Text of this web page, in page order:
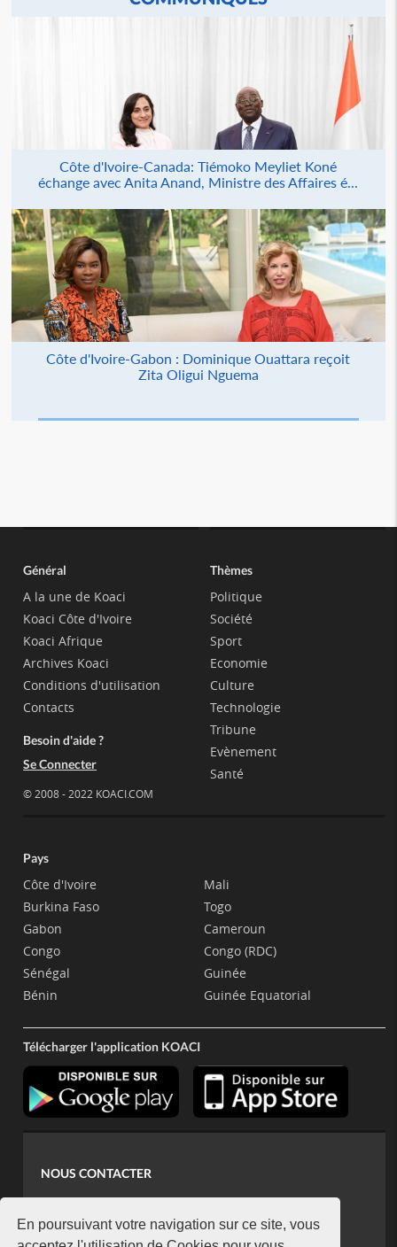
En poursuivant votre navigation sur ce site, vous
Côte d'Ivoire-Canada: Tiémoko Meyliet Koné
échange avec Anita Anand, Ministre des Affaires é...
Côte d'Ivoire-Gabon : Dominique Ouattara reçoit
Zita Oligui Nguema
Général
A la une de Koaci
Koaci Côte d'Ivoire
Koaci Afrique
Archives Koaci
Conditions d'utilisation
Contacts
Besoin d'aide ?
Se Connecter
© 2008 - 2022 KOACI.COM
Thèmes
Politique
Société
Sport
Economie
Culture
Technologie
Tribune
Evènement
Santé
Pays
Côte d'Ivoire
Burkina Faso
Gabon
Congo
Sénégal
Bénin
Mali
Togo
Cameroun
Congo (RDC)
Guinée
Guinée Equatorial
Télécharger l'application KOACI
NOUS CONTACTER
koaci@yahoo.fr